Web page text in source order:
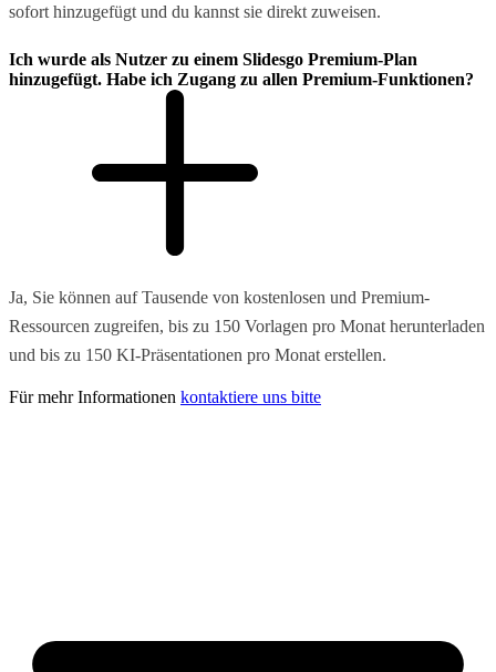
sofort hinzugefügt und du kannst sie direkt zuweisen.
Ich wurde als Nutzer zu einem Slidesgo Premium-Plan
hinzugefügt. Habe ich Zugang zu allen Premium-Funktionen?
Ja, Sie können auf Tausende von kostenlosen und Premium-
Ressourcen zugreifen, bis zu 150 Vorlagen pro Monat herunterladen
und bis zu 150 KI-Präsentationen pro Monat erstellen.
Für mehr Informationen kontaktiere uns bitte